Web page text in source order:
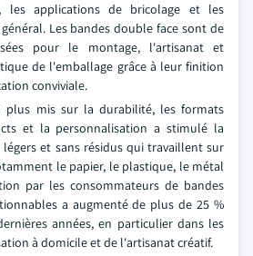
les applications de bricolage et les
Les bandes double face sont de
pour le montage, l'artisanat et
de l'emballage grâce à leur finition
conviviale.
plus mis sur la durabilité, les formats
et la personnalisation a stimulé la
et sans résidus qui travaillent sur
le papier, le plastique, le métal
par les consommateurs de bandes
a augmenté de plus de 25 %
années, en particulier dans les
à domicile et de l'artisanat créatif.